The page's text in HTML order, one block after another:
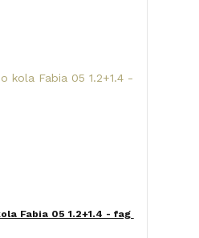
Fabia 05 1.2+1.4 - fag